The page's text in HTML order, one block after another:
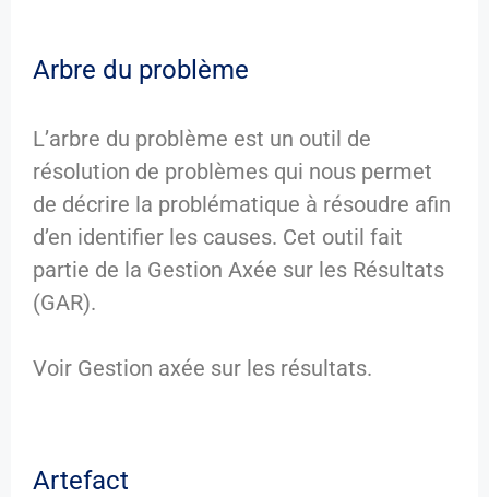
Arbre du problème
L’arbre du problème est un outil de
résolution de problèmes qui nous permet
de décrire la problématique à résoudre afin
d’en identifier les causes. Cet outil fait
partie de la Gestion Axée sur les Résultats
(GAR).
Voir Gestion axée sur les résultats.
Artefact